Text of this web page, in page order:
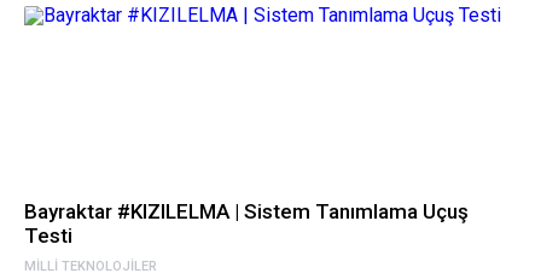
MILLI TEKNOLOJILER
Bayraktar #KIZILELMA | Sistem Tanımlama Uçuş
Testi